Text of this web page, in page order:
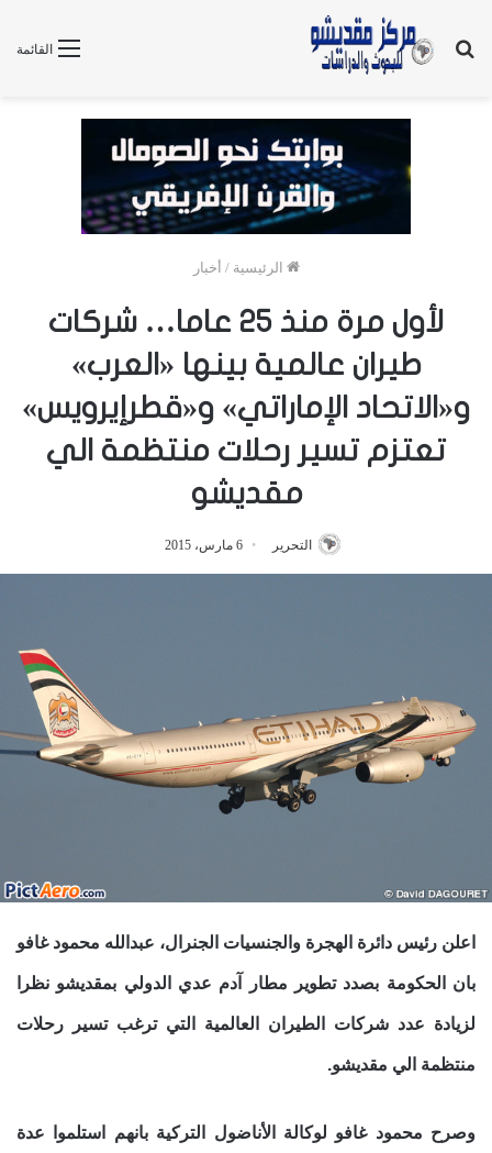
القائمة
بحث
الرئيسية / أخبار
لأول مرة منذ ٢٥ عاما… شركات
طيران عالمية بينها «العرب»
و«الاتحاد الإماراتي» و«قطرإيرويس»
تعتزم تسير رحلات منتظمة الي
مقديشو
التحرير 6 مارس، 2015
اعلن رئيس دائرة الهجرة والجنسيات الجنرال، عبدالله محمود غافو
بان الحكومة بصدد تطوير مطار آدم عدي الدولي بمقديشو نظرا
لزيادة عدد شركات الطيران العالمية التي ترغب تسير رحلات
منتظمة الي مقديشو.
وصرح محمود غافو لوكالة الأناضول التركية بانهم استلموا عدة